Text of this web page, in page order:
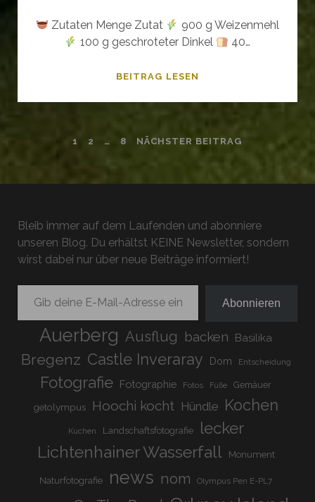
Zutaten Menge Zutat
900 g Weizenmehl
100 g geschroteter Dinkel
40…
BEITRAG LESEN
SEITENNUMMERIERUNG
1 2 … 8 NÄCHSTER BEITRAG
Bleib immer auf dem Laufenden und abonniere
unseren Blog. Du erhältst KEINE Newsletter, sondern
wirst dabei nur über neue Beiträge informiert!
Gib deine E-Mail-Adresse ein ...
Abonnieren
Auerberg Ausflug backen Basilika
Bregenz Castle Inveraray Dom Entscheidung
Fotografie Fotographie Fotos Füße Gemäuer
getolympus Hoochi kocht Hündle Kochen
Kuchen Landschaftsfotografie lecker
Lichtenhainer Wasserfall Monument
Naturfotografie news nom Olympus Pen E-PL7